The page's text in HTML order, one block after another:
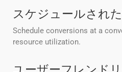
スケジュールされ
Schedule conversions at a
resource utilization.